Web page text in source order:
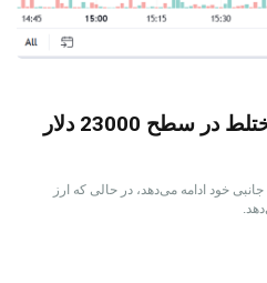
بیت کوین سیگنال های مختلط در سطح 23000 دلار
خود ادامه می‌دهد، در حالی که ارز